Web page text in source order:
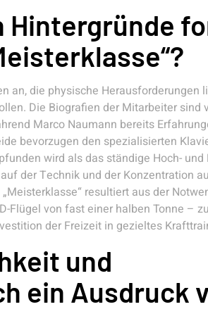
an, die physische Herausforderungen
Die Biografien der Mitarbeiter sind
Marco Naumann bereits
bevorzugen den spezialisierten
wird als das ständige Hoch-
der Technik und der Konzentration
resultiert aus der
Flügel von fast einer halben Tonne –
der Freizeit in gezieltes
und
ein Ausdruck